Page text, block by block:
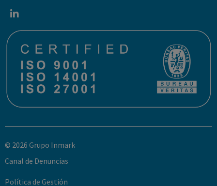
© 2026 Grupo Inmark
Canal de Denuncias
Política de Gestión